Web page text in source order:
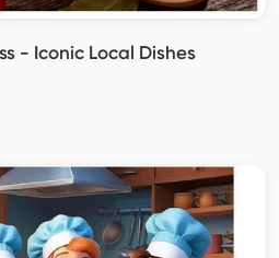
- Iconic Local Dishes